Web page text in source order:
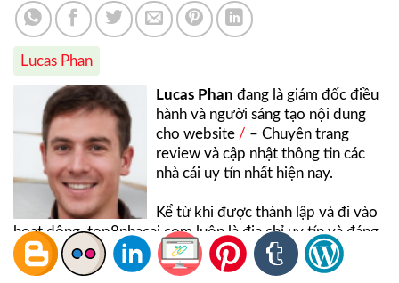
Lucas Phan
Lucas Phan đang là giám đốc điều
hành và người sáng tạo nội dung
cho website / – Chuyên trang
review và cập nhật thông tin các
nhà cái uy tín nhất hiện nay.
Kể từ khi được thành lập và đi vào
hoạt dộng, top8nhacai.com luôn là địa chỉ uy tín và đáng
tin cậy nên được nhiều cược thủ tin tưởng và ủng hộ.
Ngoài việc cung cấp và cập nhật những thông tin hữu ích